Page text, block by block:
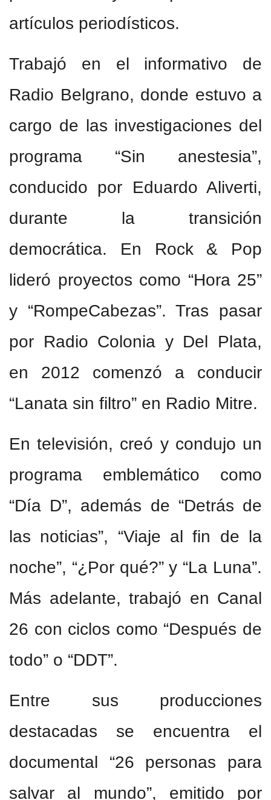
artículos periodísticos.
Trabajó en el informativo de
Radio Belgrano, donde estuvo a
cargo de las investigaciones del
programa “Sin anestesia”,
conducido por Eduardo Aliverti,
durante la transición
democrática. En Rock & Pop
lideró proyectos como “Hora 25”
y “RompeCabezas”. Tras pasar
por Radio Colonia y Del Plata,
en 2012 comenzó a conducir
“Lanata sin filtro” en Radio Mitre.
En televisión, creó y condujo un
programa emblemático como
“Día D”, además de “Detrás de
las noticias”, “Viaje al fin de la
noche”, “¿Por qué?” y “La Luna”.
Más adelante, trabajó en Canal
26 con ciclos como “Después de
todo” o “DDT”.
Entre sus producciones
destacadas se encuentra el
documental “26 personas para
salvar al mundo”, emitido por